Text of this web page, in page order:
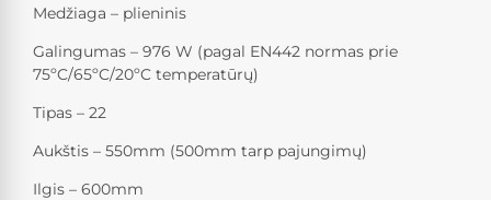
Medžiaga – plieninis
Galingumas – 976 W (pagal EN442 normas prie
75ºC/65ºC/20ºC temperatūrų)
Tipas – 22
Aukštis – 550mm (500mm tarp pajungimų)
Ilgis – 600mm